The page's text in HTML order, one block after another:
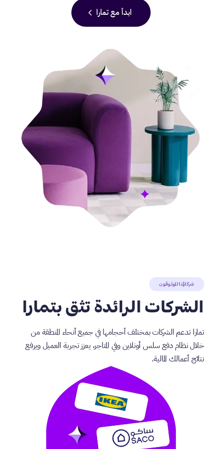
ابدأ مع تمارا chevron_left
شركاؤنا الموثوقون
الشركات الرائدة تثق بتمارا
تمارا تدعم الشركات بمختلف أحجامها في جميع أنحاء المنطقة من
خلال نظام دفع سلس أونلاين وفي المتاجر، يعزز تجربة العميل ويرفع
نتائج أعمالك المالية.